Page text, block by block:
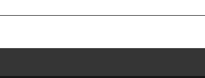
control,Bearlock, plissé verduistering voor de